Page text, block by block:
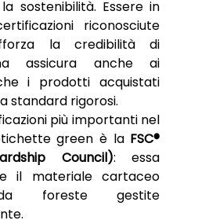
sostenibilità. Essere in
riconosciute
la credibilità di
assicura anche ai
i prodotti acquistati
standard rigorosi.
più importanti nel
green è la FSC®
Council): essa
il materiale cartaceo
foreste gestite